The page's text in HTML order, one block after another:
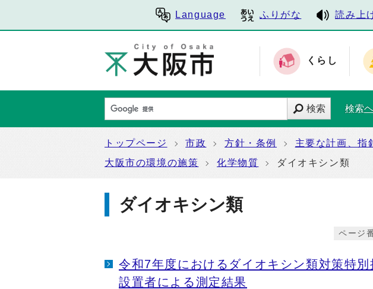
Language ふりがな 読み上
くらし
検索 検索
トップページ 市政 方針・条例 主要な計画、指
大阪市の環境の施策
化学物質 ダイオキシン類
ダイオキシン類
ページ
令和7年度におけるダイオキシン類対策特別
設置者による測定結果